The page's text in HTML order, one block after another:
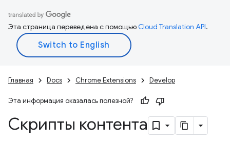
Эта страница переведена с помощьюCloud Translation API.
Главная Docs Chrome Extensions Develop
Эта информация оказалась полезной?
Скрипты контента